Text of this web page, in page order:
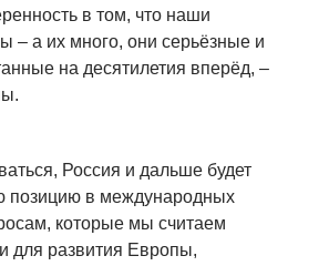
в том, что наши
– а их много, они серьёзные и
на десятилетия вперёд, –
Россия и дальше будет
позицию в международных
которые мы считаем
для развития Европы,